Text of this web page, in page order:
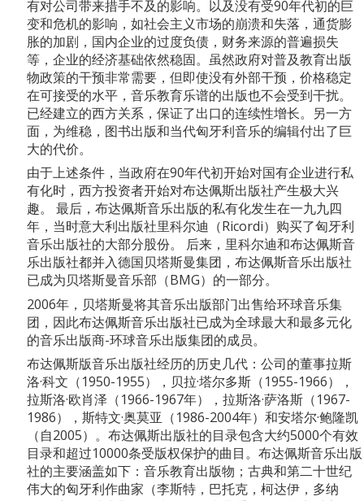
有对公司带来措手不及的影响。以及没有受90年代初的巨
变和危机的影响，如社会主义市场的崩溃和失落，通货膨
胀的加剧，国内企业的过度负债，财务来源的普遍损失
等，企业的经济基础依然稳固。虽然政府对普及教育出版
物政策的干预非常需要，但即使没有外部干预，价格稳定
在可接受的水平，音乐教育乐谱的出版也不会受到干扰。
已经建立的西方关系，保证了出口的连续性增长。另一方
面，为维稳，图书出版和当代匈牙利音乐的编辑付出了巨
大的代价。
由于上述条件，当政府在90年代初开始对国有企业进行私
有化时，西方投资者开始对布达佩斯出版社产生极大兴
趣。 最后，布达佩斯音乐出版的私有化发生在一九九四
年，当时意大利出版社里科尔迪（Ricordi）购买了匈牙利
音乐出版社的大部分股份。 后来，里科尔迪和布达佩斯音
乐出版社都并入德国贝塔斯曼集团，布达佩斯音乐出版社
已成为贝塔斯曼音乐部（BMG）的一部分。
2006年，贝塔斯曼将其音乐出版部门出售给环球音乐集
团，因此布达佩斯音乐出版社已成为全球最大和最多元化
的音乐出版商-环球音乐出版集团的成员。
布达佩斯版音乐出版社经历的历史几代：公司的董事拉斯
洛·科文（1950-1955），贝拉·塔尔多斯（1955-1966），
拉斯洛·欧肖泽（1966-1967年），拉斯洛·萨洛斯（1967-
1986），斯特文·奥莫亚（1986-2004年）和安塔尔·鲍隆凯
（自2005）。布达佩斯出版社的目录包含大约5000个有效
目录和超过10000条受版权保护的曲目。布达佩斯音乐出版
社的主要涵盖如下：音乐教育出版物；古典和第二十世纪
伟大的匈牙利作曲家（李斯特，巴托克，柯达伊，多纳